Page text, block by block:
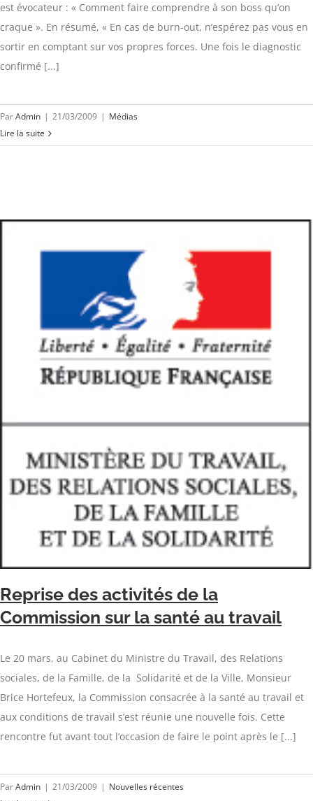
est évocateur : « Comment faire comprendre à son boss qu’on
craque ». En résumé, « En cas de burn-out, n’espérez pas vous en
sortir en comptant sur vos propres forces. Une fois le diagnostic
confirmé [...]
ParAdmin | 21/03/2009 | Médias
Lire la suite
Reprise des activités de la
Commission sur la santé au travail
Le 20 mars, au Cabinet du Ministre du Travail, des Relations
sociales, de la Famille, de la Solidarité et de la Ville, Monsieur
Brice Hortefeux, la Commission consacrée à la santé au travail et
aux conditions de travail s’est réunie une nouvelle fois. Cette
rencontre fut avant tout l’occasion de faire le point après le [...]
ParAdmin | 21/03/2009 | Nouvelles récentes